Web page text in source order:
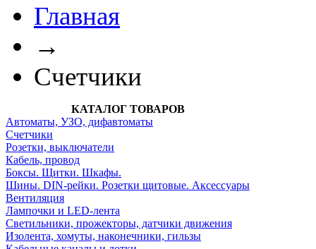
Главная
→
Счетчики
КАТАЛОГ ТОВАРОВ
Автоматы, УЗО, дифавтоматы
Счетчики
Розетки, выключатели
Кабель, провод
Боксы. Щитки. Шкафы.
Шины. DIN-рейки. Розетки щитовые. Аксессуары
Вентиляция
Лампочки и LED-лента
Светильники, прожекторы, датчики движения
Изолента, хомуты, наконечники, гильзы